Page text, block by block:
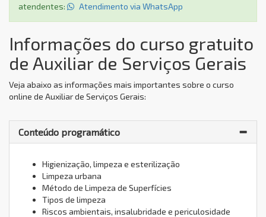
atendentes:
Atendimento via WhatsApp
Informações do curso gratuito
de Auxiliar de Serviços Gerais
Veja abaixo as informações mais importantes sobre o curso
online de Auxiliar de Serviços Gerais:
Conteúdo programático
Higienização, limpeza e esterilização
Limpeza urbana
Método de Limpeza de Superfícies
Tipos de limpeza
Riscos ambientais, insalubridade e periculosidade